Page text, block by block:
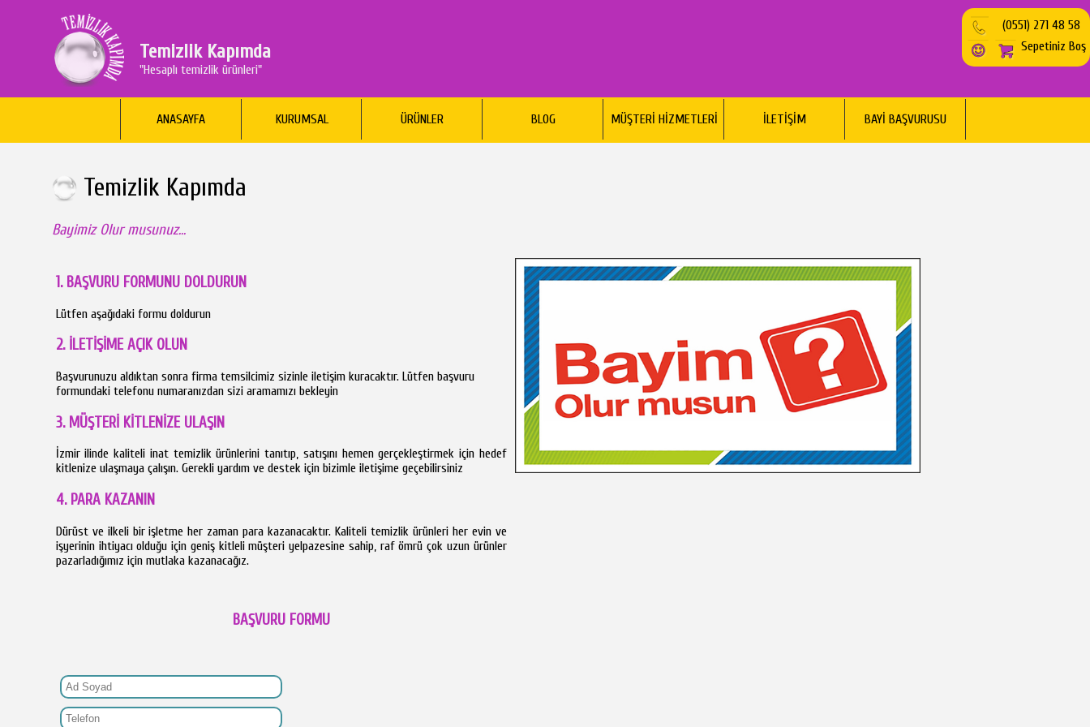
Temizlik Kapımda
"Hesaplı temizlik ürünleri"
(0551) 271 48 58
Sepetiniz Boş
ANASAYFA KURUMSAL ÜRÜNLER BLOG MÜŞTERİ HİZMETLERİ İLETİŞİM BAYİ BAŞVURUSU
Temizlik Kapımda
Bayimiz Olur musunuz...
1. BAŞVURU FORMUNU DOLDURUN
Lütfen aşağıdaki formu doldurun
2. İLETİŞİME AÇIK OLUN
Başvurunuzu aldıktan sonra firma temsilcimiz sizinle iletişim kuracaktır. Lütfen başvuru
formundaki telefonu numaranızdan sizi aramamızı bekleyin
3. MÜŞTERİ KİTLENİZE ULAŞIN
İzmir ilinde kaliteli inat temizlik ürünlerini tanıtıp, satışını hemen gerçekleştirmek için hedef
kitlenize ulaşmaya çalışın. Gerekli yardım ve destek için bizimle iletişime geçebilirsiniz
4. PARA KAZANIN
Dürüst ve ilkeli bir işletme her zaman para kazanacaktır. Kaliteli temizlik ürünleri her evin ve
işyerinin ihtiyacı olduğu için geniş kitleli müşteri yelpazesine sahip, raf ömrü çok uzun ürünler
pazarladığımız için mutlaka kazanacağız.
BAŞVURU FORMU